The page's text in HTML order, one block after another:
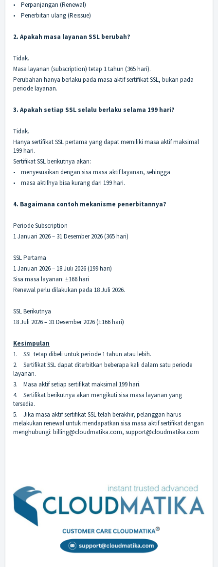
•
Perpanjangan (Renewal)
•
Penerbitan ulang (Reissue)
2. Apakah masa layanan SSL berubah?
Tidak.
Masa layanan (subscription) tetap 1 tahun (365 hari).
Perubahan hanya berlaku pada masa aktif sertifikat SSL, bukan pada
periode layanan.
3. Apakah setiap SSL selalu berlaku selama 199 hari?
Tidak.
Hanya sertifikat SSL pertama yang dapat memiliki masa aktif maksimal
199 hari.
Sertifikat SSL berikutnya akan:
•
menyesuaikan dengan sisa masa aktif layanan, sehingga
•
masa aktifnya bisa kurang dari 199 hari.
4. Bagaimana contoh mekanisme penerbitannya?
Periode Subscription
1 Januari 2026 – 31 Desember 2026 (365 hari)
SSL Pertama
1 Januari 2026 – 18 Juli 2026 (199 hari)
Sisa masa layanan: ±166 hari
Renewal perlu dilakukan pada 18 Juli 2026.
SSL Berikutnya
18 Juli 2026 – 31 Desember 2026 (±166 hari)
Kesimpulan
1.
SSL tetap dibeli untuk periode 1 tahun atau lebih.
2.
Sertifikat SSL dapat diterbitkan beberapa kali dalam satu periode
layanan.
3.
Masa aktif setiap sertifikat maksimal 199 hari.
4.
Sertifikat berikutnya akan mengikuti sisa masa layanan yang
tersedia.
5.
Jika masa aktif sertifikat SSL telah berakhir, pelanggan harus
melakukan renewal untuk mendapatkan sisa masa aktif sertifikat dengan
menghubungi: billing@cloudmatika.com, support@cloudmatika.com